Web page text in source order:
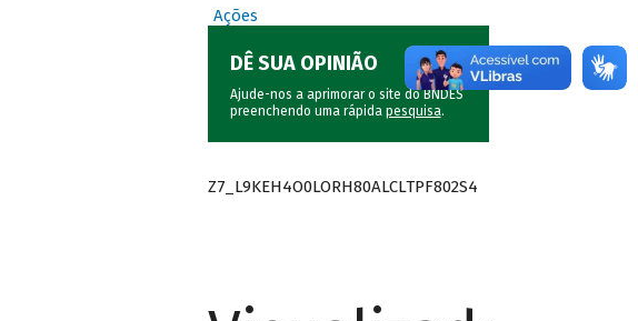
Ações
DÊ SUA OPINIÃO
Ajude-nos a aprimorar o site do BNDES
preenchendo uma rápida pesquisa.
Z7_L9KEH4O0LORH80ALCLTPF802S4